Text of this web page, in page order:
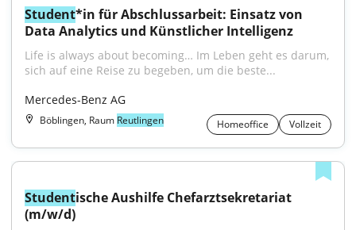
Student*in für Abschlussarbeit: Einsatz von
Data Analytics und Künstlicher Intelligenz
Life is always about becoming… Im Leben geht es darum,
sich auf eine Reise zu begeben, um die beste...
Mercedes-Benz AG
Böblingen, Raum Reutlingen Homeoffice Vollzeit
Studentische Aushilfe Chefarztsekretariat
(m/w/d)